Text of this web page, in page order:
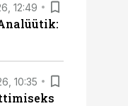
12:49
10:35